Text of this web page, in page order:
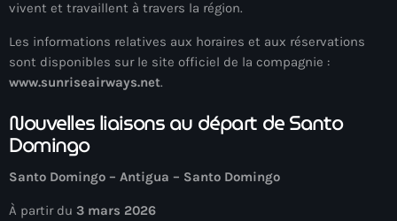
août 2025
juillet 2025
juin 2025
avril 2025
mars 2025
février 2025
vivent et travaillent à travers la région.
Les informations relatives aux horaires et aux réservations
sont disponibles sur le site officiel de la compagnie :
www.sunriseairways.net.
Nouvelles liaisons au départ de Santo
Domingo
Santo Domingo – Antigua – Santo Domingo
À partir du 3 mars 2026